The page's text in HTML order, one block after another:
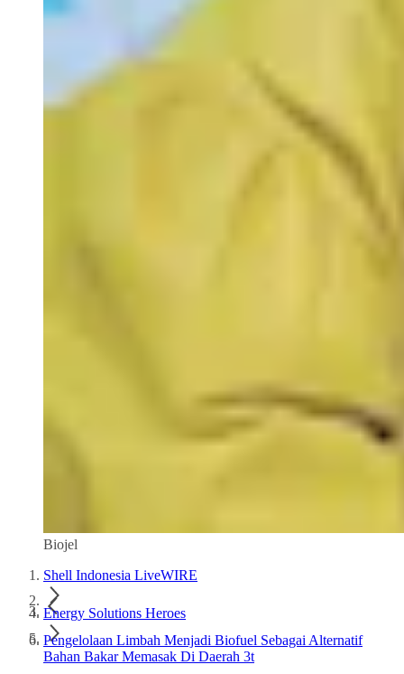
Biojel
Shell Indonesia LiveWIRE
Energy Solutions Heroes
Pengelolaan Limbah Menjadi Biofuel Sebagai Alternatif
Bahan Bakar Memasak Di Daerah 3t